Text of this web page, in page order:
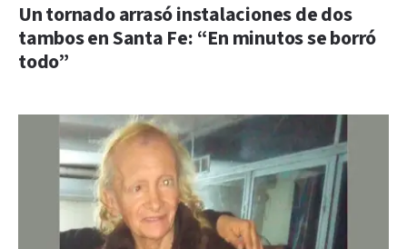
Un tornado arrasó instalaciones de dos
tambos en Santa Fe: “En minutos se borró
todo”